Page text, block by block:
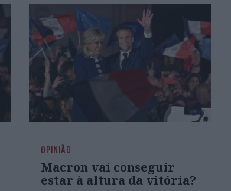
OPINIÃO
Macron vai conseguir
estar à altura da vitória?